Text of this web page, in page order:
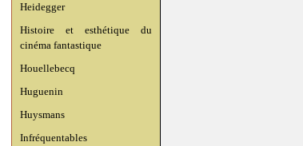
Heidegger
Histoire et esthétique du
cinéma fantastique
Houellebecq
Huguenin
Huysmans
Infréquentables